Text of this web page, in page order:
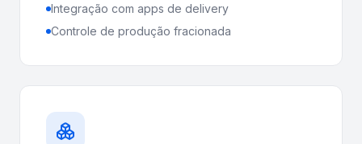
Integração com apps de delivery
Controle de produção fracionada